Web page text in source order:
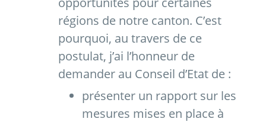
régions de notre canton. C’est
pourquoi, au travers de ce
postulat, j’ai l’honneur de
demander au Conseil d’Etat de :
présenter un rapport sur les
mesures mises en place à